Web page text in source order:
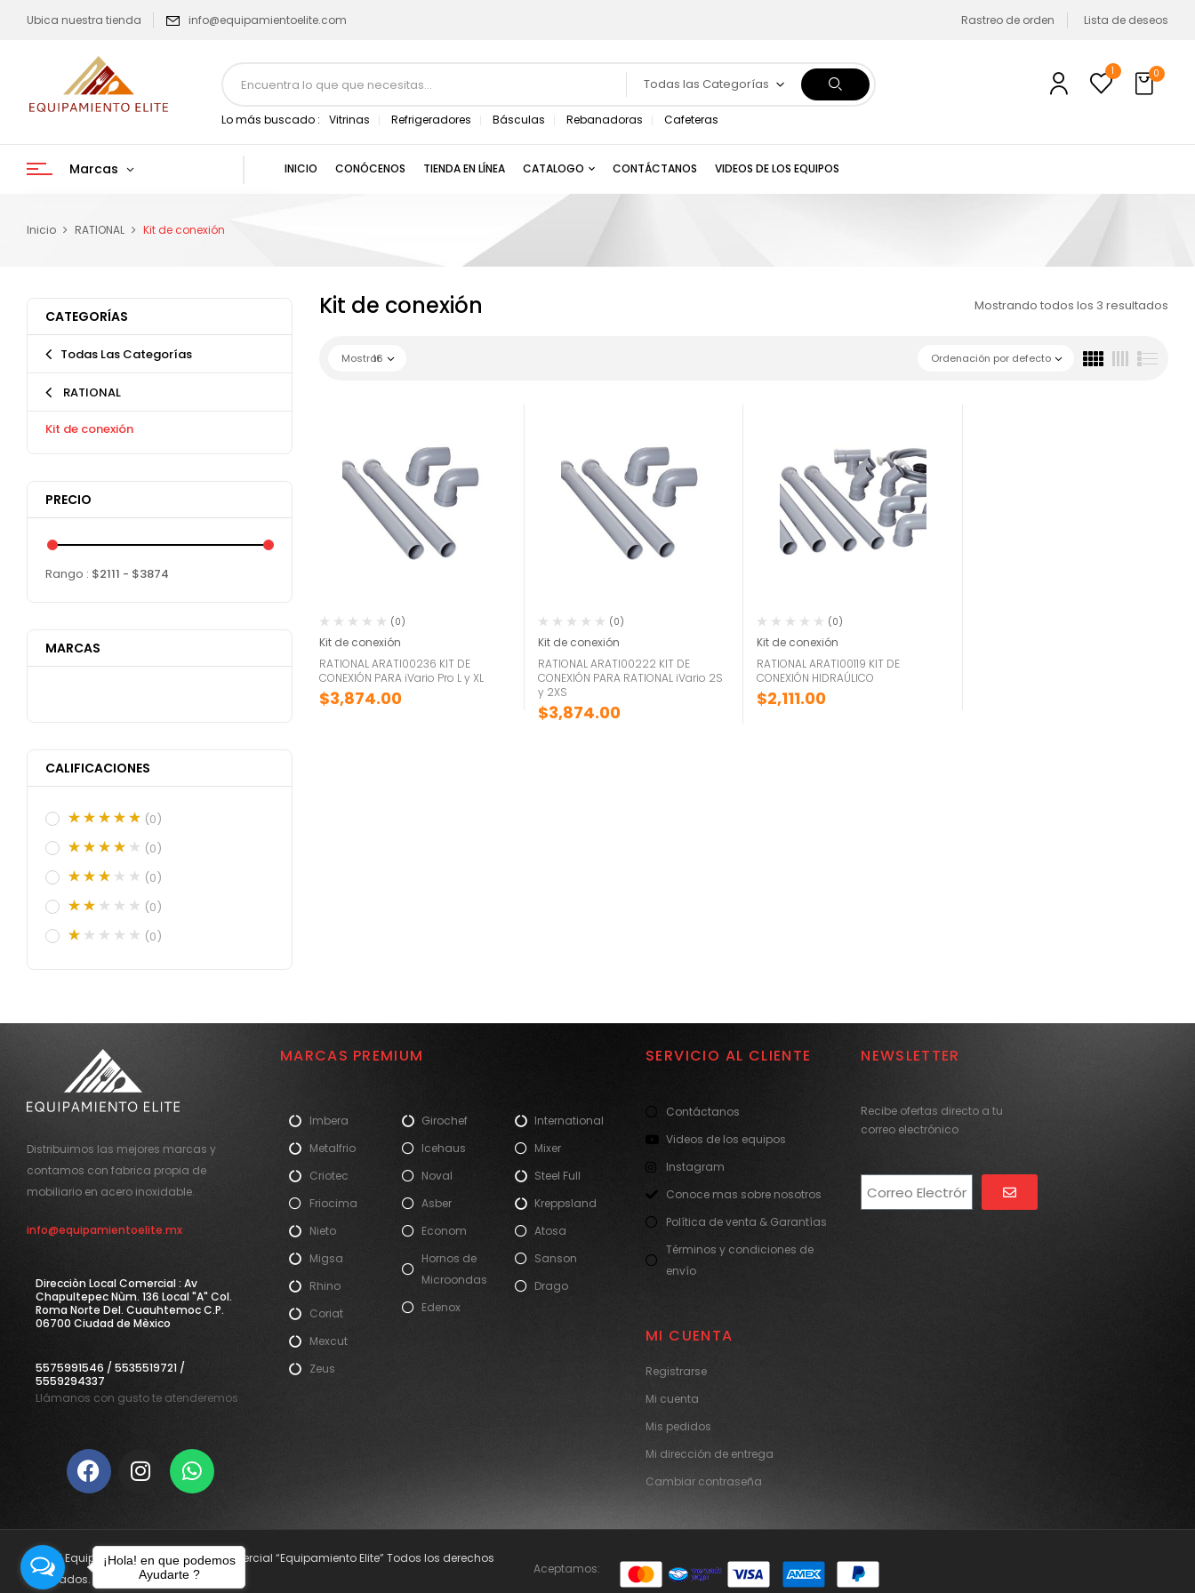
Ubica nuestra tienda info@equipamientoelite.com Rastreo de orden Lista de deseos
Todas las Categorías
Lo más buscado : Vitrinas Refrigeradores Básculas Rebanadoras Cafeteras
1 0
Marcas INICIO CONÓCENOS TIENDA EN LÍNEA CATALOGO CONTÁCTANOS VIDEOS DE LOS EQUIPOS
Inicio RATIONAL Kit de conexión
CATEGORÍAS
Todas Las Categorías
RATIONAL
Kit de conexión
PRECIO
Rango : $2111 - $3874
MARCAS
CALIFICACIONES
(0)
(0)
(0)
(0)
(0)
Kit de conexión Mostrando todos los 3 resultados
Ordenación por defecto
Mostrar
16
(0)
Kit de conexión
RATIONAL ARATI00236 KIT DE
CONEXIÓN PARA iVario Pro L y XL
$3,874.00
(0)
Kit de conexión
RATIONAL ARATI00222 KIT DE
CONEXIÓN PARA RATIONAL iVario 2S
y 2XS
$3,874.00
(0)
Kit de conexión
RATIONAL ARATI00119 KIT DE
CONEXIÓN HIDRAÚLICO
$2,111.00
Distribuimos las mejores marcas y
contamos con fabrica propia de
mobiliario en acero inoxidable.
info@equipamientoelite.mx
Direcciòn Local Comercial : Av
Chapultepec Nùm. 136 Local "A" Col.
Roma Norte Del. Cuauhtemoc C.P.
06700 Ciudad de Mèxico
5575991546 / 5535519721 /
5559294337
Llámanos con gusto te atenderemos
MARCAS PREMIUM
Imbera
Metalfrio
Criotec
Friocima
Nieto
Migsa
Rhino
Coriat
Mexcut
Zeus
Girochef
Icehaus
Noval
Asber
Econom
Hornos de
Microondas
Edenox
International
Mixer
Steel Full
Kreppsland
Atosa
Sanson
Drago
SERVICIO AL CLIENTE
Contáctanos
Videos de los equipos
Instagram
Conoce mas sobre nosotros
Política de venta & Garantías
Términos y condiciones de
envío
MI CUENTA
Registrarse
Mi cuenta
Mis pedidos
Mi dirección de entrega
Cambiar contraseña
NEWSLETTER
Recibe ofertas directo a tu
correo electrónico
© 2021 Equipamiento Elite. Nombre Comercial “Equipamiento Elite” Todos los derechos
reservados.
Aceptamos:
¡Hola! en que podemos
Ayudarte ?